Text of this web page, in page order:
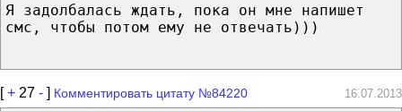
Я задолбалась ждать, пока он мне напишет
смс, чтобы потом ему не отвечать)))
[+ 27 - ] Комментировать цитату №84220 16.07.2013